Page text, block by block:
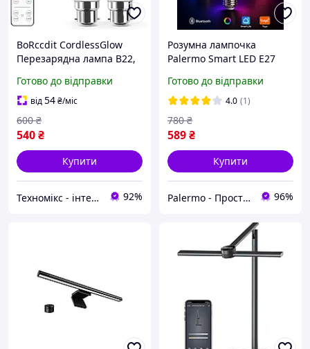
BoRccdit CordlessGlow
Перезарядна лампа B22,
режими з пультом
дистанційного керування,
світлодіод 15 В
Готово до відправки
від54₴/міс
540₴
600 ₴
Купити
Техномікс - інтернет - магазин якісної техніки, електроніки та інших товарів для дому та роботи 92%
Розумна лампочка
Palermo Smart LED E27
смарт лампа 15 Вт 3
штуки розумне
освітлення з керуванням
по Bluetooth
Готово до відправки
4.0 (1)
589₴
780 ₴
Купити
Palermo - Прості технологічні рішення для вашого дому 96%